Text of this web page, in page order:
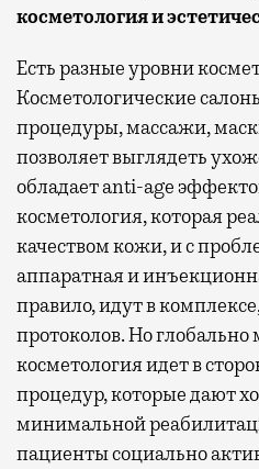
косметология и
Есть разные уровни
Косметологические
процедуры, массажи,
позволяет выглядеть
обладает anti-age
косметология, которая
качеством кожи, и с
аппаратная и
правило, идут в
протоколов. Но
косметология идет в
процедур, которые дают
минимальной
пациенты социально